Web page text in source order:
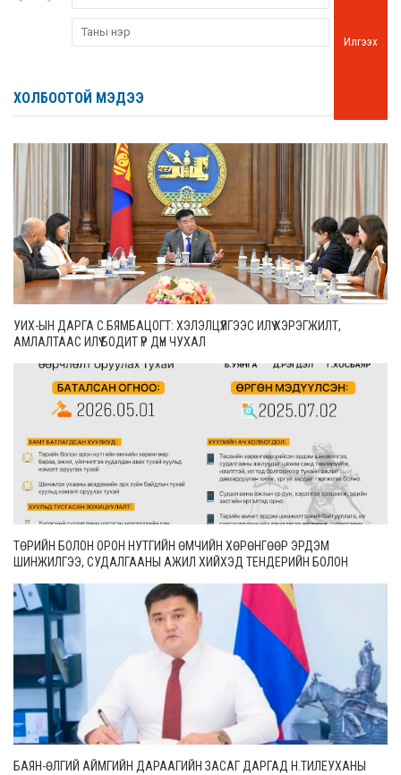
Илгээх
ХОЛБООТОЙ МЭДЭЭ
УИХ-ЫН ДАРГА С.БЯМБАЦОГТ: ХЭЛЭЛЦҮҮЛГЭЭС ИЛҮҮ ХЭРЭГЖИЛТ,
АМЛАЛТААС ИЛҮҮ БОДИТ ҮР ДҮН ЧУХАЛ
ТӨРИЙН БОЛОН ОРОН НУТГИЙН ӨМЧИЙН ХӨРӨНГӨӨР ЭРДЭМ
ШИНЖИЛГЭЭ, СУДАЛГААНЫ АЖИЛ ХИЙХЭД ТЕНДЕРИЙН БОЛОН
БАЯН-ӨЛГИЙ АЙМГИЙН ДАРААГИЙН ЗАСАГ ДАРГАД Н.ТИЛЕУХАНЫ